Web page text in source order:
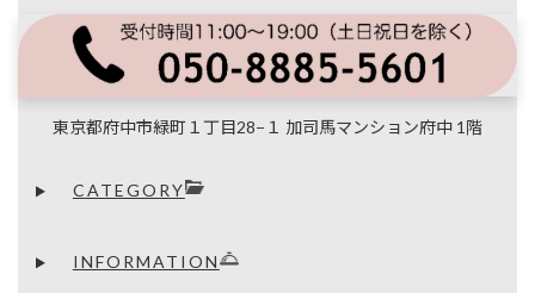
k
e
s
k
e
a
d
e
n
a
d
東京都府中市緑町１丁目28−１ 加司馬マンション府中 1階
CATEGORY
INFORMATION